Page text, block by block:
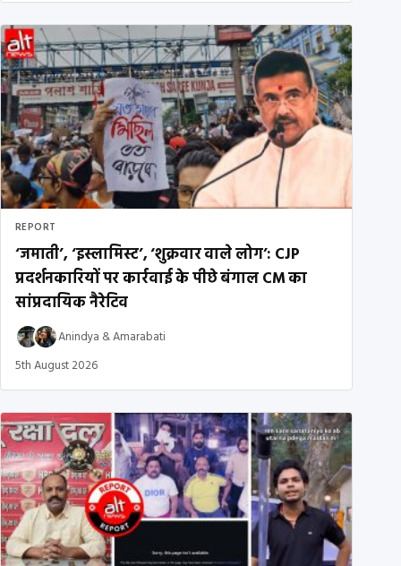
REPORT
‘जमाती’, ‘इस्लामिस्ट’, ‘शुक्रवार वाले लोग’: CJP
प्रदर्शनकारियों पर कार्रवाई के पीछे बंगाल CM का
सांप्रदायिक नैरेटिव
Anindya &Amarabati
5th August 2026